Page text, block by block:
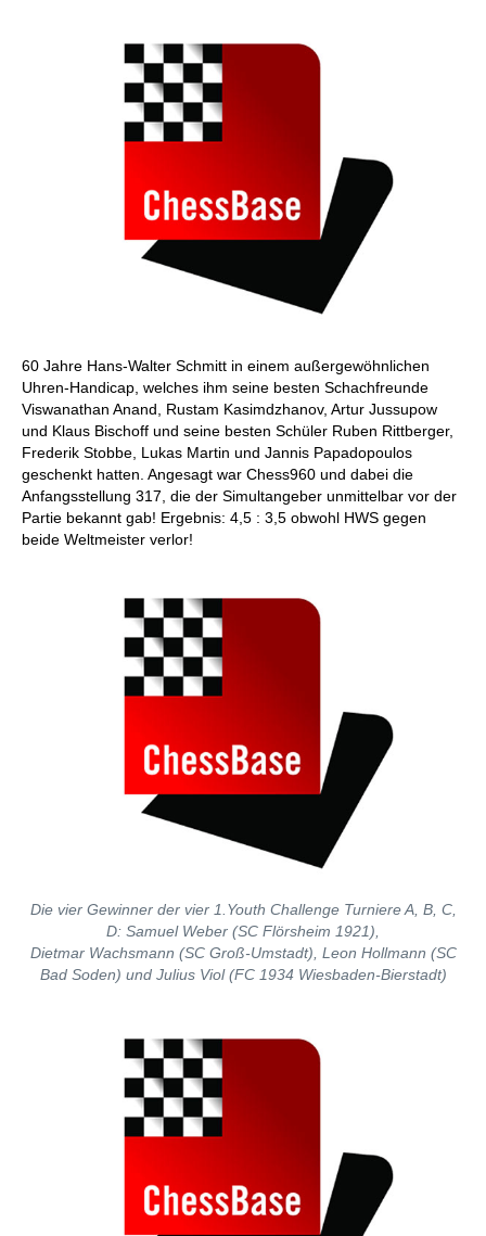
60 Jahre Hans-Walter Schmitt in einem außergewöhnlichen
Uhren-Handicap, welches ihm seine besten Schachfreunde
Viswanathan Anand, Rustam Kasimdzhanov, Artur Jussupow
und Klaus Bischoff und seine besten Schüler Ruben Rittberger,
Frederik Stobbe, Lukas Martin und Jannis Papadopoulos
geschenkt hatten. Angesagt war Chess960 und dabei die
Anfangsstellung 317, die der Simultangeber unmittelbar vor der
Partie bekannt gab! Ergebnis: 4,5 : 3,5 obwohl HWS gegen
beide Weltmeister verlor!
Die vier Gewinner der vier 1.Youth Challenge Turniere A, B, C,
D: Samuel Weber (SC Flörsheim 1921),
Dietmar Wachsmann (SC Groß-Umstadt), Leon Hollmann (SC
Bad Soden) und Julius Viol (FC 1934 Wiesbaden-Bierstadt)